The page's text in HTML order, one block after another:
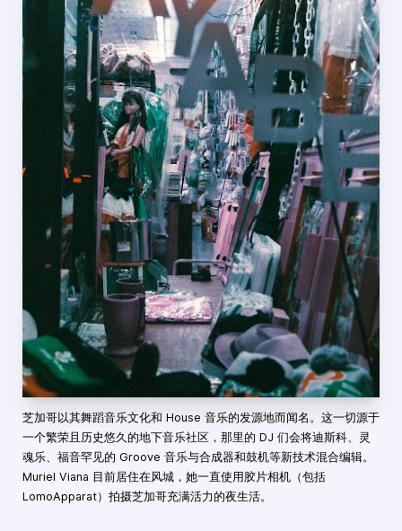
芝加哥以其舞蹈音乐文化和 House 音乐的发源地而闻名。这一切源于
一个繁荣且历史悠久的地下音乐社区，那里的 DJ 们会将迪斯科、灵
魂乐、福音罕见的 Groove 音乐与合成器和鼓机等新技术混合编辑。
Muriel Viana 目前居住在风城，她一直使用胶片相机（包括
LomoApparat）拍摄芝加哥充满活力的夜生活。